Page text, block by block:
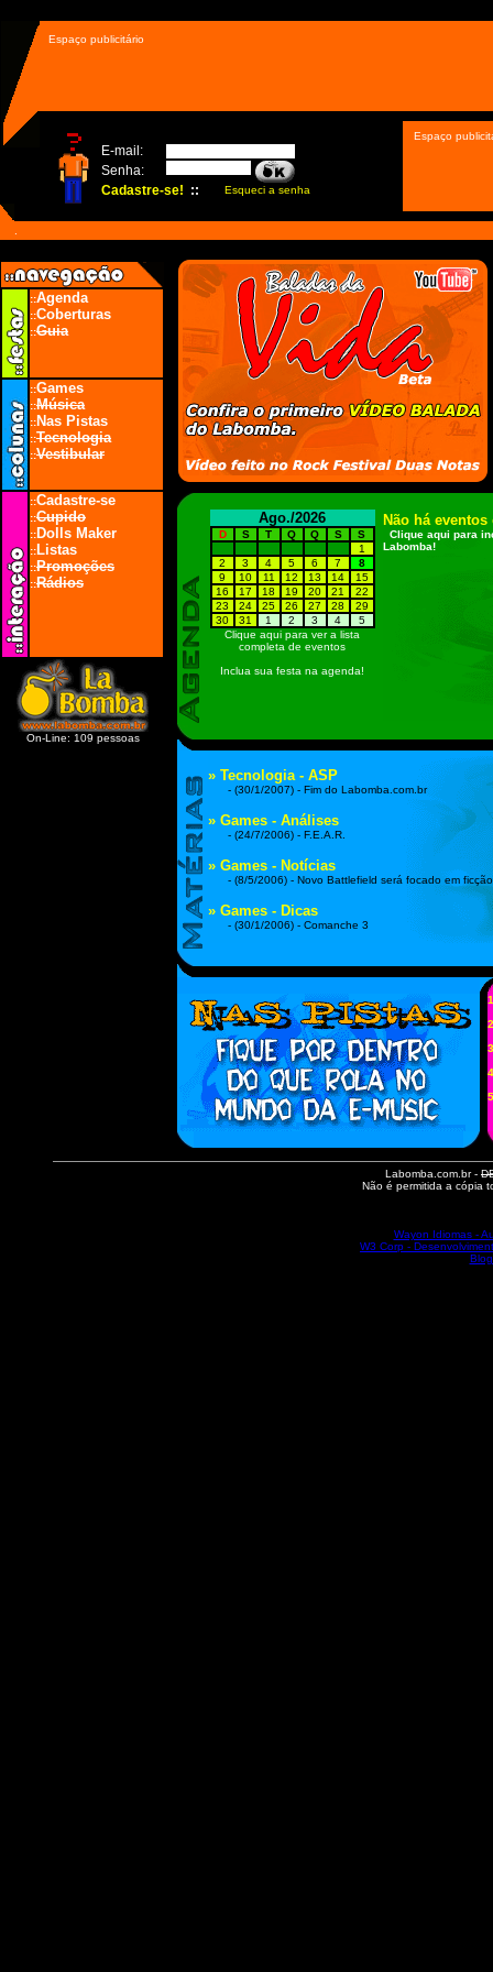
Ago./2026
D S T Q Q S
S
1
2
3 4 5 6 7
8
9
10 11 12 13 14
15
16
17 18 19 20 21
22
23
24 25 26 27 28
29
30
31 1 2 3 4
5
Clique aqui para ver a lista
completa de eventos
Inclua sua festa na agenda!
Espaço publicitário
Espaço
::Agenda
::Coberturas
::Guia
::Games
::Música
::Nas Pistas
::Tecnologia
::Vestibular
::Cadastre-se
::Cupido
::Dolls Maker
::Listas
::Promoções
::Rádios
On-Line: 109 pessoas
Labomba.com.br -
Não é permitida a cópia
Wayon Idiomas -
W3 Corp -